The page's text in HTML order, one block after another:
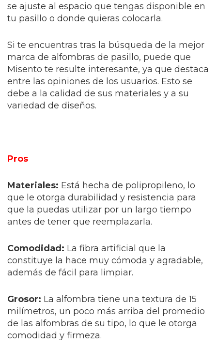
se ajuste al espacio que tengas disponible en
tu pasillo o donde quieras colocarla.
Si te encuentras tras la búsqueda de la mejor
marca de alfombras de pasillo, puede que
Misento te resulte interesante, ya que destaca
entre las opiniones de los usuarios. Esto se
debe a la calidad de sus materiales y a su
variedad de diseños.
Pros
Materiales: Está hecha de polipropileno, lo
que le otorga durabilidad y resistencia para
que la puedas utilizar por un largo tiempo
antes de tener que reemplazarla.
Comodidad: La fibra artificial que la
constituye la hace muy cómoda y agradable,
además de fácil para limpiar.
Grosor: La alfombra tiene una textura de 15
milímetros, un poco más arriba del promedio
de las alfombras de su tipo, lo que le otorga
comodidad y firmeza.